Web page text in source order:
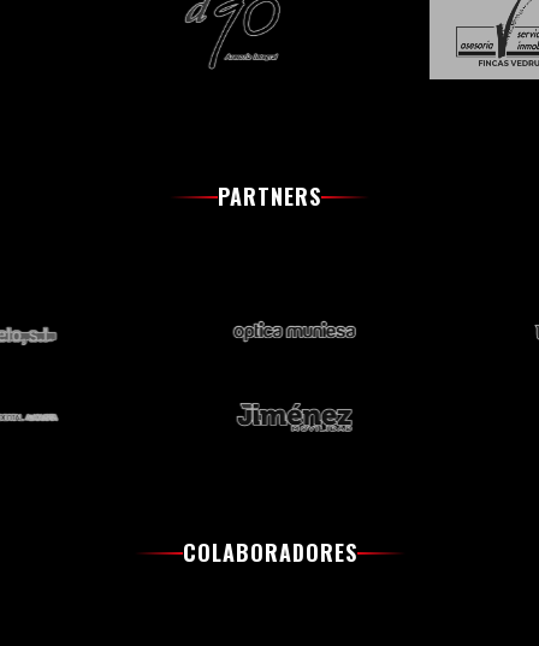
PARTNERS
COLABORADORES